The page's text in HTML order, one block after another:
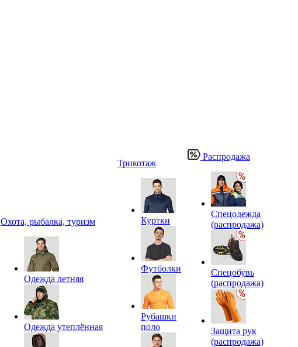
Охота, рыбалка, туризм
Одежда летняя
Одежда утеплённая
Трикотаж
Куртки
Футболки
Рубашки
поло
Распродажа
Спецодежда
(распродажа)
Спецобувь
(распродажа)
Защита рук
(распродажа)